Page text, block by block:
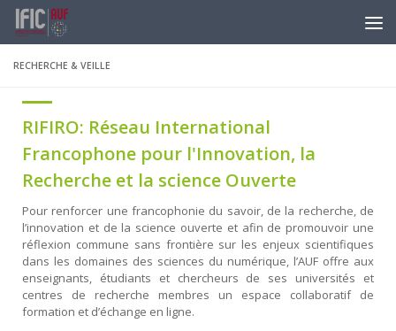
Skip to content
RECHERCHE & VEILLE
RIFIRO: Réseau International
Francophone pour l'Innovation, la
Recherche et la science Ouverte
Pour renforcer une francophonie du savoir, de la recherche, de
l’innovation et de la science ouverte et afin de promouvoir une
réflexion commune sans frontière sur les enjeux scientifiques
dans les domaines des sciences du numérique, l’AUF offre aux
enseignants, étudiants et chercheurs de ses universités et
centres de recherche membres un espace collaboratif de
formation et d’échange en ligne.